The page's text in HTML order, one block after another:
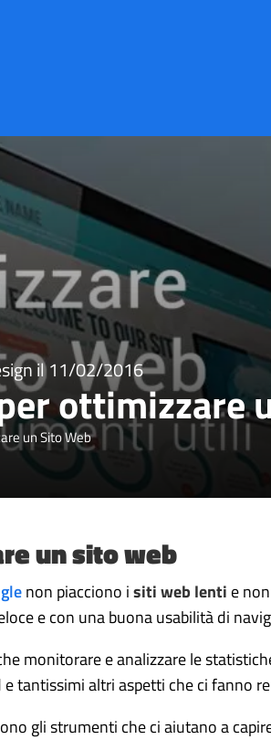
il11/02/2016
ottimizzare
un Sito Web
un sito web
non piacciono isiti web lenti e
e con una buona usabilità di
monitorare e analizzare le
tantissimi altri aspetti che ci fanno
gli strumenti che ci aiutano a